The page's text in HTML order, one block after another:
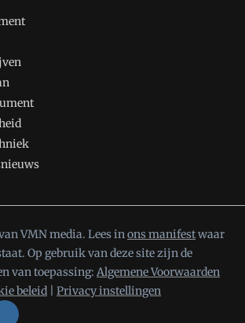
VMN media. Lees inons manifestwaar
Op gebruik van deze site zijn de
van toepassing: Algemene Voorwaarden
beleid Privacy instellingen